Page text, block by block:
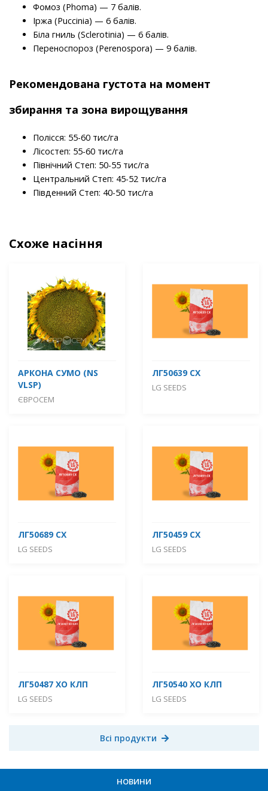
Фомоз (Phoma) — 7 балів.
Іржа (Puccinia) — 6 балів.
Біла гниль (Sclerotinia) — 6 балів.
Переноспороз (Perenospora) — 9 балів.
Рекомендована густота на момент
збирання та зона вирощування
Полісся: 55-60 тис/га
Лісостеп: 55-60 тис/га
Північний Степ: 50-55 тис/га
Центральний Степ: 45-52 тис/га
Південний Степ: 40-50 тис/га
Схоже насіння
АРКОНА СУМО (NS
VLSP)
ЄВРОСЕМ
ЛГ50639 СХ
LG SEEDS
ЛГ50689 СХ
LG SEEDS
ЛГ50459 СХ
LG SEEDS
ЛГ50487 ХО КЛП
LG SEEDS
ЛГ50540 ХО КЛП
LG SEEDS
Всі продукти
НОВИНИ